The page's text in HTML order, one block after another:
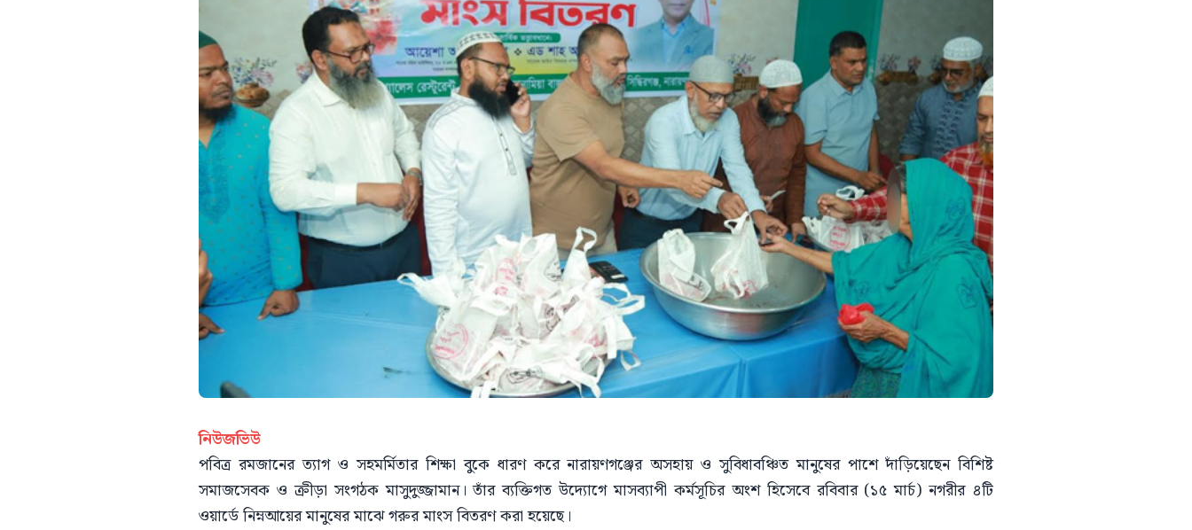
নিউজভিউ
পবিত্র রমজানের ত্যাগ ও সহমর্মিতার শিক্ষা বুকে ধারণ করে নারায়ণগঞ্জের অসহায় ও সুবিধাবঞ্চিত মানুষের পাশে দাঁড়িয়েছেন বিশিষ্ট
সমাজসেবক ও ক্রীড়া সংগঠক মাসুদুজ্জামান। তাঁর ব্যক্তিগত উদ্যোগে মাসব্যাপী কর্মসূচির অংশ হিসেবে রবিবার (১৫ মার্চ) নগরীর ৪টি
ওয়ার্ডে নিম্নআয়ের মানুষের মাঝে গরুর মাংস বিতরণ করা হয়েছে।